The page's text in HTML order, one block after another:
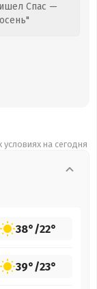
Спас —
на сегодня
38°/22°
39°/23°